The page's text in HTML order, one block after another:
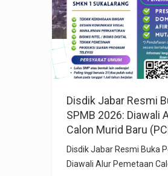
Disdik Jabar Resmi
SPMB 2026: Diawali
Calon Murid Baru
Disdik Jabar Resmi Buka
Diawali Alur Pemetaan